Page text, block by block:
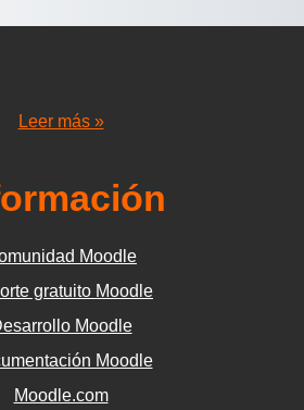
Leer más »
Moodle
gratuito Moodle
Moodle
Moodle
Moodle.com